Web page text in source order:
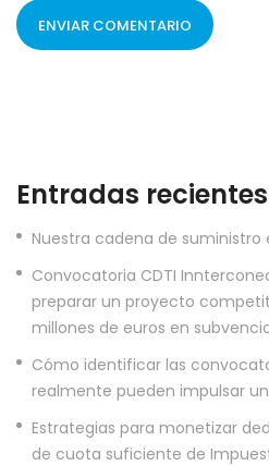
Entradas recientes
Nuestra cadena de suministro
Convocatoria CDTI
preparar un proyecto
millones de euros en
Cómo identificar las
realmente pueden impulsar
Estrategias para monetizar
de cuota suficiente de